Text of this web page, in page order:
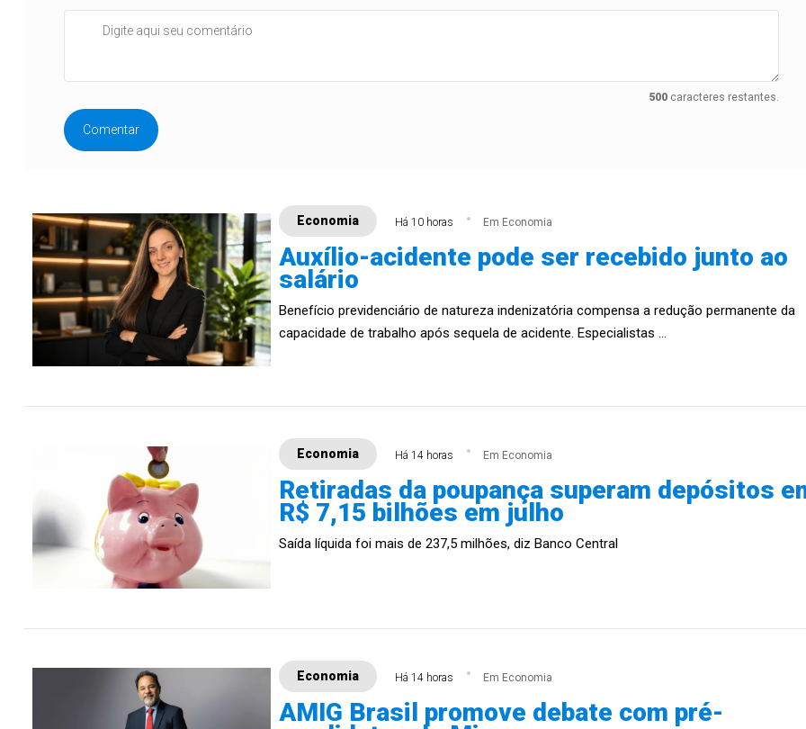
500caracteres restantes.
Comentar
Economia Há 10 horas Em Economia
Auxílio-acidente pode ser recebido junto ao
salário
Benefício previdenciário de natureza indenizatória compensa a redução permanente da
capacidade de trabalho após sequela de acidente. Especialistas ...
Economia Há 14 horas Em Economia
Retiradas da poupança superam depósitos
R$ 7,15 bilhões em julho
Saída líquida foi mais de 237,5 milhões, diz Banco Central
Economia Há 14 horas Em Economia
AMIG Brasil promove debate com pré-